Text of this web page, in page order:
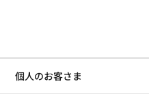
個人のお客さま